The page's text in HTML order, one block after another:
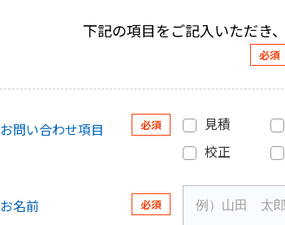
下記の項目をご記入いただき
お問い合わせ項目 見積
校正
お名前